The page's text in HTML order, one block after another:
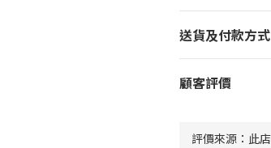
送貨及付款方式
顧客評價